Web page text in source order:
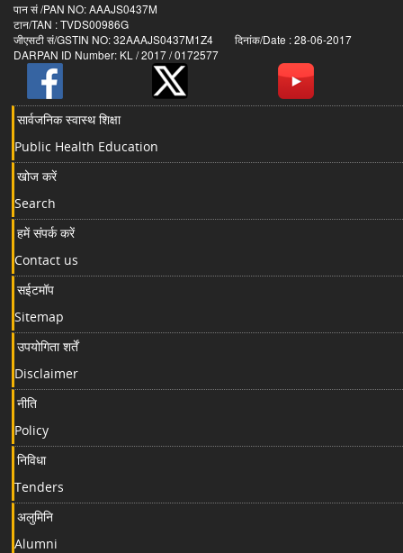
पान सं /PAN NO: AAAJS0437M
टान/TAN : TVDS00986G
जीएसटी सं/GSTIN NO: 32AAAJS0437M1Z4 दिनांक/Date : 28-06-2017
DARPAN ID Number: KL / 2017 / 0172577
सार्वजनिक स्वास्थ शिक्षा
Public Health Education
खोज करें
Search
हमें संपर्क करें
Contact us
सईटमॉप
Sitemap
उपयोगिता शर्तें
Disclaimer
नीति
Policy
निविधा
Tenders
अलुमिनि
Alumni